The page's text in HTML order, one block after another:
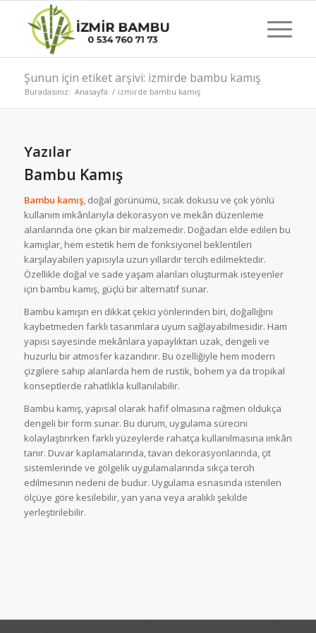
Şunun için etiket arşivi: izmirde bambu kamış
Buradasınız: Anasayfa / izmirde bambu kamış
Yazılar
Bambu Kamış
Bambu kamış, doğal görünümü, sıcak dokusu ve çok yönlü
kullanım imkânlarıyla dekorasyon ve mekân düzenleme
alanlarında öne çıkan bir malzemedir. Doğadan elde edilen bu
kamışlar, hem estetik hem de fonksiyonel beklentileri
karşılayabilen yapısıyla uzun yıllardır tercih edilmektedir.
Özellikle doğal ve sade yaşam alanları oluşturmak isteyenler
için bambu kamış, güçlü bir alternatif sunar.
Bambu kamışın en dikkat çekici yönlerinden biri, doğallığını
kaybetmeden farklı tasarımlara uyum sağlayabilmesidir. Ham
yapısı sayesinde mekânlara yapaylıktan uzak, dengeli ve
huzurlu bir atmosfer kazandırır. Bu özelliğiyle hem modern
çizgilere sahip alanlarda hem de rustik, bohem ya da tropikal
konseptlerde rahatlıkla kullanılabilir.
Bambu kamış, yapısal olarak hafif olmasına rağmen oldukça
dengeli bir form sunar. Bu durum, uygulama sürecini
kolaylaştırırken farklı yüzeylerde rahatça kullanılmasına imkân
tanır. Duvar kaplamalarında, tavan dekorasyonlarında, çit
sistemlerinde ve gölgelik uygulamalarında sıkça tercih
edilmesinin nedeni de budur. Uygulama esnasında istenilen
ölçüye göre kesilebilir, yan yana veya aralıklı şekilde
yerleştirilebilir.